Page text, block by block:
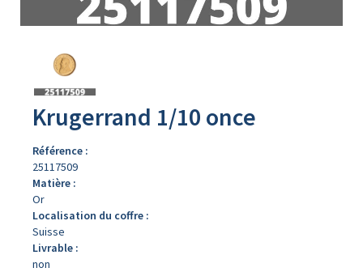
produit
Krugerrand 1/10 once
Référence :
25117509
Matière :
Or
Localisation du coffre :
Suisse
Livrable :
non